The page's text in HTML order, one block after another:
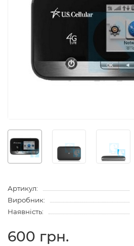
Артикул:
Виробник:
Наявність:
600 грн.